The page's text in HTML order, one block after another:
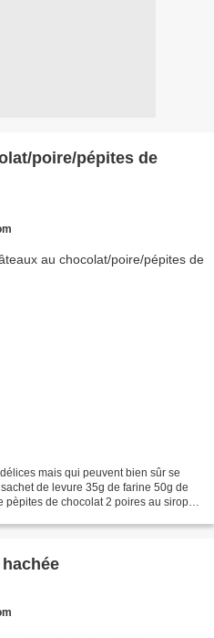
poire/pépites de
mais qui peuvent bien sûr se
de levure 35g de farine 50g de
pèpites de chocolat 2 poires au sirop